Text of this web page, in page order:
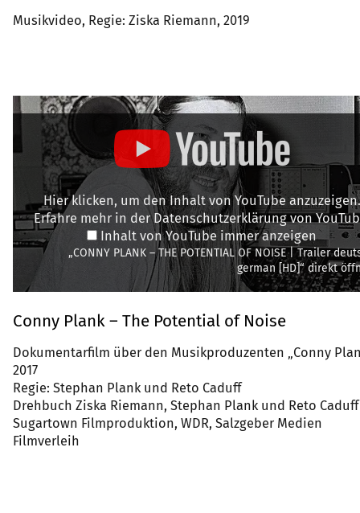
Musikvideo, Regie: Ziska Riemann, 2019
Hier klicken, um den Inhalt von YouTube anzuzeigen.
Erfahre mehr in derDatenschutzerklärung von
Inhalt von YouTube immer anzeigen
„CONNY PLANK – THE POTENTIAL OF NOISE | Trailer
german [HD]“ direkt
Conny Plank – The Potential of Noise
Dokumentarfilm über den Musikproduzenten „Conny
2017
Regie: Stephan Plank und Reto Caduff
Drehbuch Ziska Riemann, Stephan Plank und Reto Caduff
Sugartown Filmproduktion, WDR, Salzgeber Medien
Filmverleih